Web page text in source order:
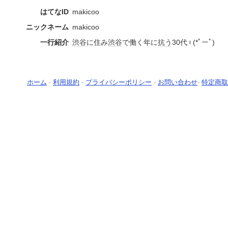
はてなID makicoo
ニックネーム makicoo
一行紹介 渋谷に住み渋谷で働く年に抗う30代♀(*ﾟーﾟ)
ホーム - 利用規約 - プライバシーポリシー - お問い合わせ- 特定商